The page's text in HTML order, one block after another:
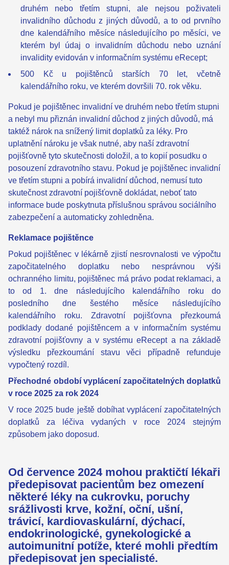
druhém nebo třetím stupni, ale nejsou poživateli
invalidního důchodu z jiných důvodů, a to od prvního
dne kalendářního měsíce následujícího po měsíci, ve
kterém byl údaj o invalidním důchodu nebo uznání
invalidity evidován v informačním systému eRecept;
500 Kč u pojištěnců starších 70 let, včetně
kalendářního roku, ve kterém dovršili 70. rok věku.
Pokud je pojištěnec invalidní ve druhém nebo třetím stupni
a nebyl mu přiznán inva­lidní důchod z jiných důvodů, má
taktéž nárok na snížený limit doplatků za léky. Pro
uplatnění nároku je však nutné, aby naší zdravotní
pojišťovně tyto skutečnosti doložil, a to kopií posudku o
posouzení zdravotního stavu. Pokud je pojištěnec invalidní
ve třetím stupni a pobírá invalidní důchod, nemusí tuto
skutečnost zdravotní pojišťovně dokládat, neboť tato
informace bude poskytnuta příslušnou správou sociálního
zabezpečení a automaticky zohledněna.
Reklamace pojištěnce
Pokud pojištěnec v lékárně zjistí nesrovnalosti ve výpočtu
započitatelného doplatku nebo nesprávnou výši
ochranného limitu, pojištěnec má právo podat reklamaci, a
to od 1. dne následujícího kalendářního roku do
posledního dne šestého měsíce následujícího
kalendářního roku. Zdravotní pojišťovna přezkoumá
podklady dodané pojištěncem a v informačním systému
zdravotní pojišťovny a v systému eRecept a na základě
výsledku přezkoumání stavu věci případně refunduje
vypočtený rozdíl.
Přechodné období vyplácení započitatelných doplatků
v roce 2025 za rok 2024
V roce 2025 bude ještě dobíhat vyplácení započitatelných
doplatků za léčiva vydaných v roce 2024 stejným
způsobem jako doposud.
Od července 2024 mohou praktičtí lékaři
předepisovat pacientům bez omezení
některé léky na cukrovku, poruchy
srážlivosti krve, kožní, oční, ušní,
trávicí, kardiovaskulární, dýchací,
endokrinologické, gynekologické a
autoimunitní potíže, které mohli předtím
předepisovat jen specialisté.